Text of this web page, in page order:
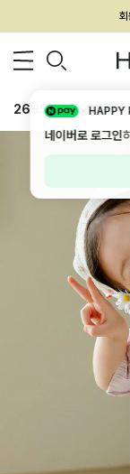
26SS 신상 BEST
HAPPY
네이버로 로그인